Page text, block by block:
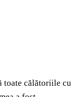
toate călătoriile cu